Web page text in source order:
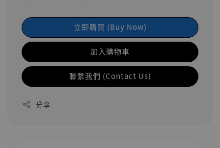
立即購買 (Buy Now)
加入購物車
聯繫我們 (Contact Us)
分享